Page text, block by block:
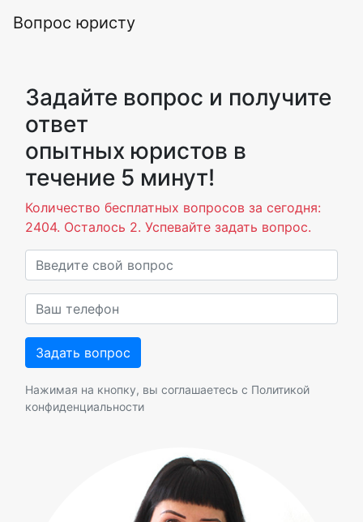
Вопрос юристу
Задайте вопрос и получите
ответ
опытных юристов в
течение 5 минут!
Количество бесплатных вопросов за сегодня:
2404. Осталось 2. Успевайте задать вопрос.
Нажимая на кнопку, вы соглашаетесь с Политикой
конфиденциальности